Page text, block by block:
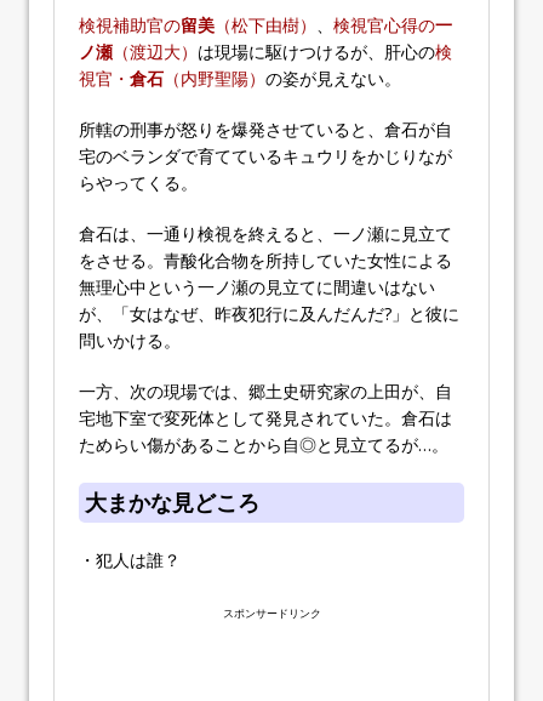
検視補助官の留美 （松下由樹） 検視官心得の一
ノ瀬 （渡辺大） は現場に駆けつけるが、肝心の検
視官・ 倉石 （内野聖陽） の姿が見えない。
所轄の刑事が怒りを爆発させていると、倉石が自
宅のベランダで育てているキュウリをかじりなが
らやってくる。
倉石は、一通り検視を終えると、一ノ瀬に見立て
をさせる。青酸化合物を所持していた女性による
無理心中という一ノ瀬の見立てに間違いはない
が、「女はなぜ、昨夜犯行に及んだんだ?」と彼に
問いかける。
一方、次の現場では、郷土史研究家の上田が、自
宅地下室で変死体として発見されていた。倉石は
ためらい傷があることから自◎と見立てるが…。
大まかな見どころ
・犯人は誰？
スポンサードリンク